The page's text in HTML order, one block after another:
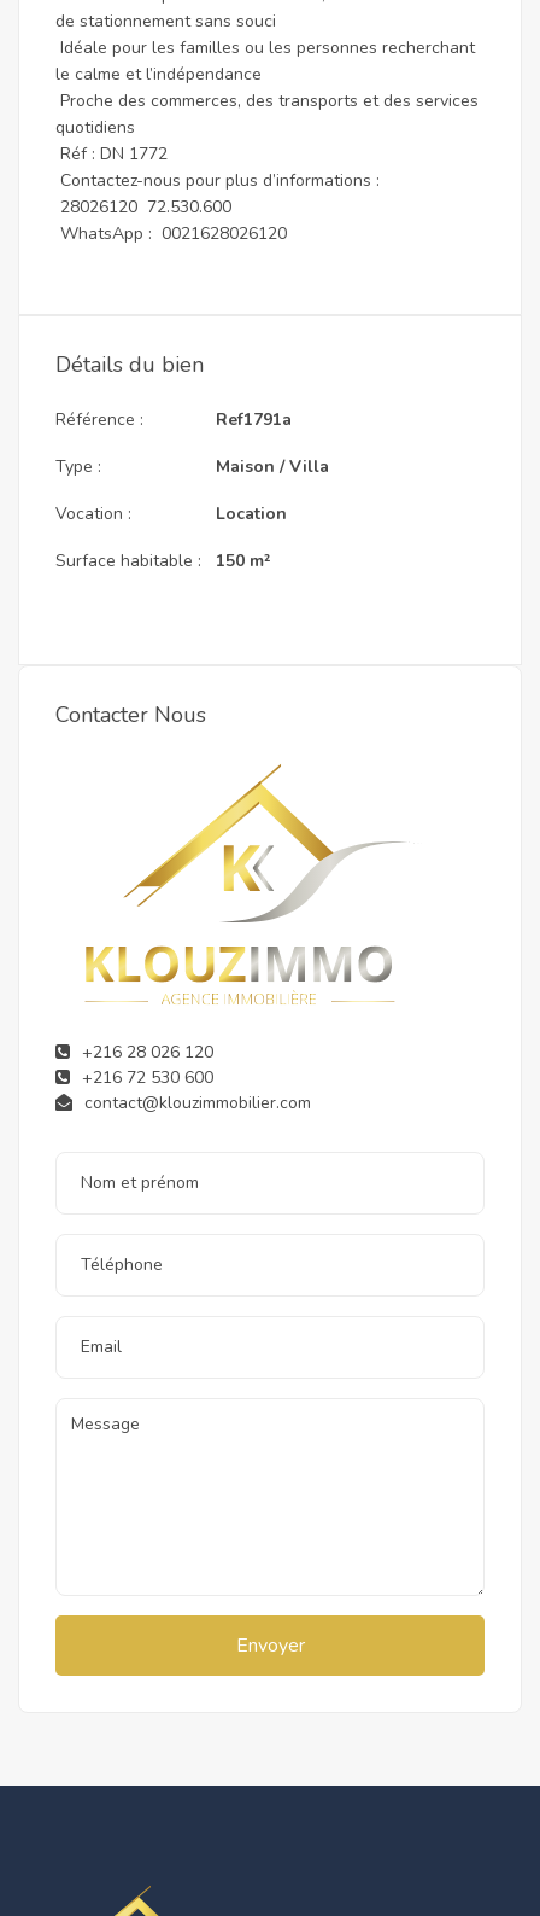
de stationnement sans souci
Idéale pour les familles ou les personnes recherchant
le calme et l’indépendance
Proche des commerces, des transports et des services
quotidiens
Réf : DN 1772
Contactez-nous pour plus d’informations :
28026120 72.530.600
WhatsApp : 0021628026120
Détails du bien
Référence :
Type :
Vocation :
Surface habitable :
Ref1791a
Maison / Villa
Location
150 m²
Contacter Nous
+216 28 026 120
+216 72 530 600
contact@klouzimmobilier.com
Envoyer